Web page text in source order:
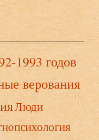
1993 годов
верования
Люди